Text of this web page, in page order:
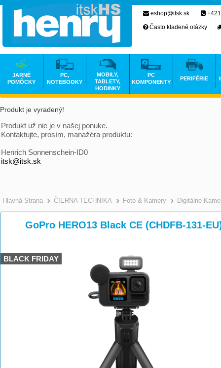
Produkt je vyradený!
Produkt už nie je v našej ponuke.
Kontaktujte, prosím, manažéra produktu:
Henrich Sonnenschein-ID0
itsk@itsk.sk
Hlavná Strana >
ČIERNA TECHNIKA >
Foto & Kamery Digitálne
GoPro HERO13 Black CE (CHDFB-131-
BLACK FRIDAY
eshop@itsk.sk
Často kladené otázky
JARNÉ
POMÔCKY
PC,
NOTEBOOKY
MOBILY,
TABLETY,
HODINKY
PC
KOMPONENTY
PERIFÉRIE